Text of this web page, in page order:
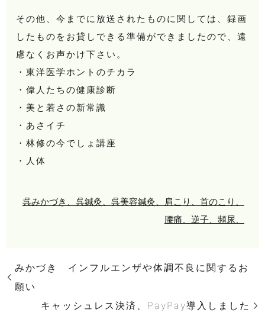
その他、今までに放送されたものに関しては、録画
したものをお貸しできる準備ができましたので、遠
慮なくお声かけ下さい。
・東洋医学ホントのチカラ
・偉人たちの健康診断
・美と若さの新常識
・あさイチ
・林修の今でしょ講座
・人体
呉みかづき、呉鍼灸、呉美容鍼灸、肩こり、首のこり、
腰痛、逆子、頻尿、
みかづき インフルエンザや体調不良に関するお
願い
キャッシュレス決済、PayPay導入しました